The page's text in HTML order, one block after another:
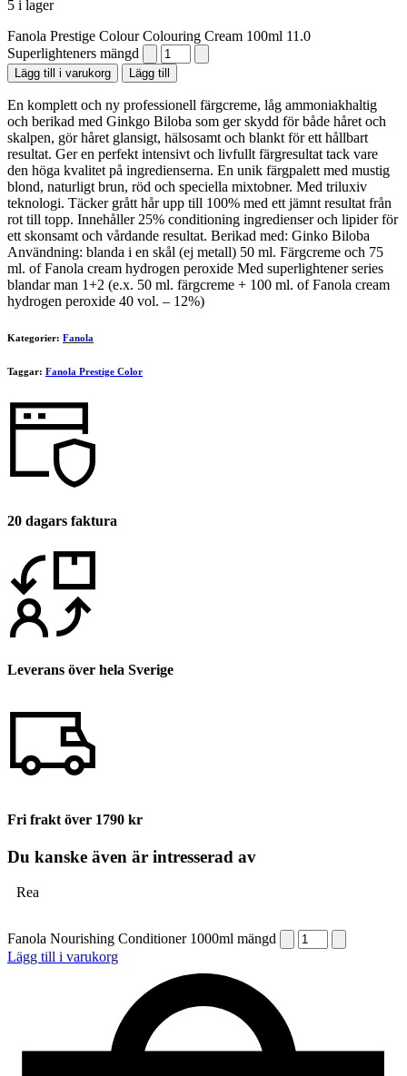
5 i lager
Fanola Prestige Colour Colouring Cream 100ml 11.0
Superlighteners mängd
Lägg till i varukorg Lägg till
En komplett och ny professionell färgcreme, låg ammoniakhaltig
och berikad med Ginkgo Biloba som ger skydd för både håret och
skalpen, gör håret glansigt, hälsosamt och blankt för ett hållbart
resultat. Ger en perfekt intensivt och livfullt färgresultat tack vare
den höga kvalitet på ingredienserna. En unik färgpalett med mustig
blond, naturligt brun, röd och speciella mixtobner. Med triluxiv
teknologi. Täcker grått hår upp till 100% med ett jämnt resultat från
rot till topp. Innehåller 25% conditioning ingredienser och lipider för
ett skonsamt och vårdande resultat. Berikad med: Ginko Biloba
Användning: blanda i en skål (ej metall) 50 ml. Färgcreme och 75
ml. of Fanola cream hydrogen peroxide Med superlightener series
blandar man 1+2 (e.x. 50 ml. färgcreme + 100 ml. of Fanola cream
hydrogen peroxide 40 vol. – 12%)
Kategorier: Fanola
Taggar: Fanola Prestige Color
20 dagars faktura
Leverans över hela Sverige
Fri frakt över 1790 kr
Du kanske även är intresserad av
Rea
Fanola Nourishing Conditioner 1000ml mängd
Lägg till i varukorg